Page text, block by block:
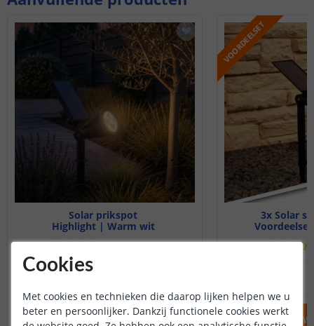
Solar prikspot
Highlight | Warm wit
(604 reviews)
IN WINKELWAGEN
VOORDEELSET
3x Solar
IN
Cookies
Met cookies en technieken die daarop lijken helpen we u
beter en persoonlijker. Dankzij functionele cookies werkt